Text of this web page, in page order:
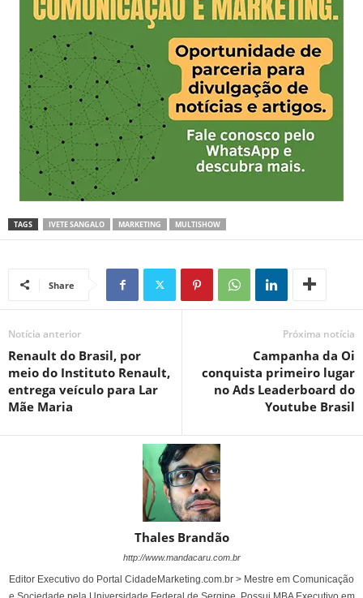
TAGS IVETE SANGALO MARKETING MULTISHOW
Share
Notícia anterior
Renault do Brasil, por
meio do Instituto Renault,
entrega veículo para Lar
Mãe Maria
Próxima notícia
Campanha da Oi
conquista primeiro lugar
no Ads Leaderboard do
Youtube Brasil
Thales Brandão
http://www.mandacaru.com.br
Editor Executivo do Portal CidadeMarketing.com.br > Mestre em Comunicação